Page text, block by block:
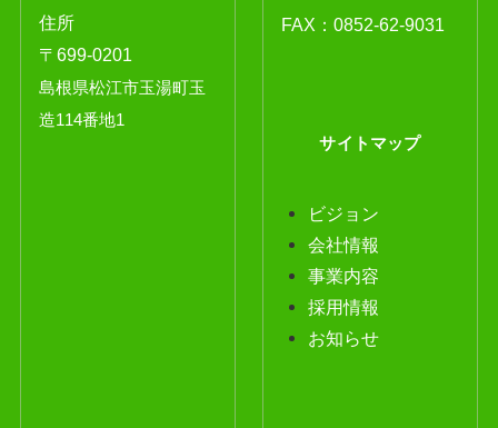
住所
〒699-0201
島根県松江市玉湯町玉
造114番地1
FAX：0852-62-9031
サイトマップ
ビジョン
会社情報
事業内容
採用情報
お知らせ